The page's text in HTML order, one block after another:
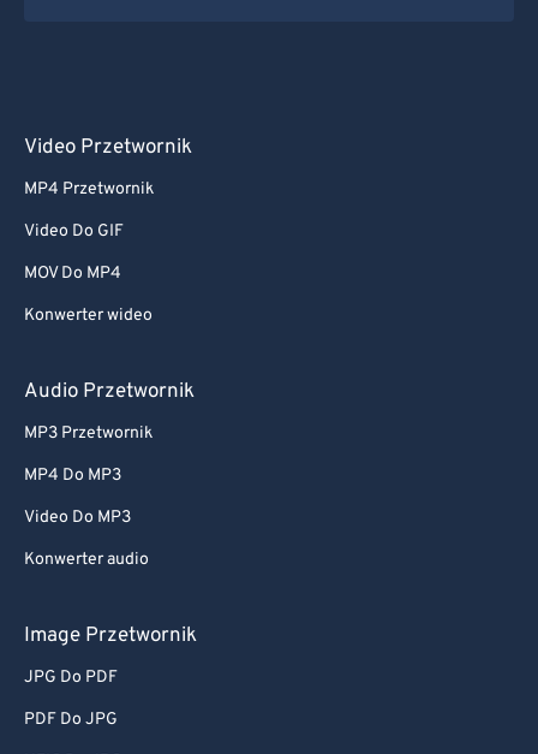
Video Przetwornik
MP4 Przetwornik
Video Do GIF
MOV Do MP4
Konwerter wideo
Audio Przetwornik
MP3 Przetwornik
MP4 Do MP3
Video Do MP3
Konwerter audio
Image Przetwornik
JPG Do PDF
PDF Do JPG